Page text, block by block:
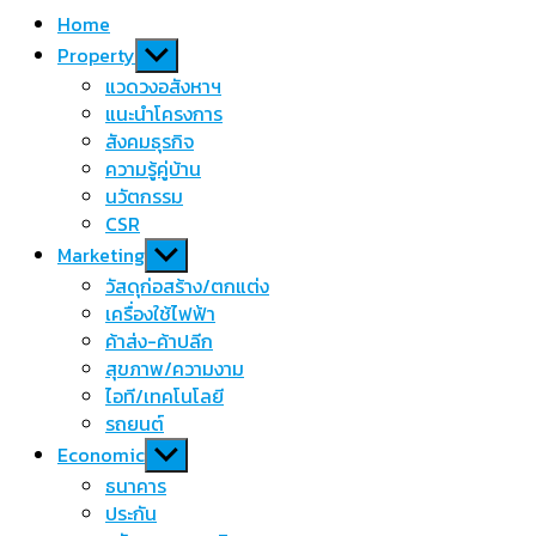
Home
Property Show
sub
menu
แวดวงอสังหาฯ
แนะนำโครงการ
สังคมธุรกิจ
ความรู้คู่บ้าน
นวัตกรรม
CSR
Marketing Show
sub
menu
วัสดุก่อสร้าง/ตกแต่ง
เครื่องใช้ไฟฟ้า
ค้าส่ง-ค้าปลีก
สุขภาพ/ความงาม
ไอที/เทคโนโลยี
รถยนต์
Economic Show
sub
menu
ธนาคาร
ประกัน